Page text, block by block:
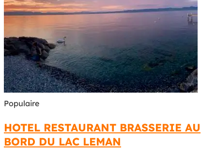
Populaire
HOTEL RESTAURANT BRASSERIE AU
BORD DU LAC LEMAN